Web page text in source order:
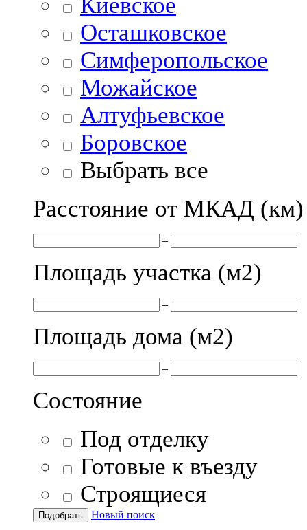
Осташковское
Симферопольское
Можайское
Алтуфьевское
Боровское
Выбрать все
Расстояние от МКАД (км)
–
Площадь участка (м2)
–
Площадь дома (м2)
–
Состояние
Под отделку
Готовые к въезду
Строящиеся
Новый поиск